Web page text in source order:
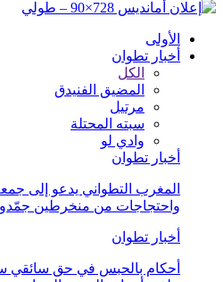
الأولى
أخبار تطوان
الكل
المضيق الفنيدق
مرتيل
سبته المحتلة
وادي لو
أخبار تطوان
المغرب التطواني يدعو إلى
واحتجاجات من منخرطين
أخبار تطوان
أحكام بالحبس في حق سائقي